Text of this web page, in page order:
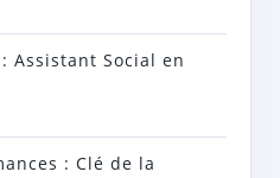
Assistant Social en
: Clé de la